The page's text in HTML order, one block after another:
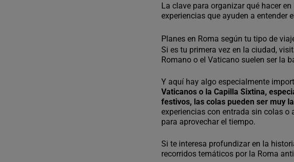
La clave para organizar qué hacer
experiencias que ayuden a entender
Planes en Roma según tu tipo de
Si es tu primera vez en la ciudad,
Romano o el Vaticano suelen ser la
Y aquí hay algo especialmente
Vaticanos o la Capilla Sixtina,
festivos, las colas pueden ser muy
experiencias con entrada sin colas o
para aprovechar el tiempo.
Si te interesa profundizar en la
recorridos temáticos por la Roma